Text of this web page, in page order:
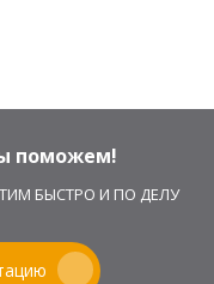
поможем!
БЫСТРО И ПО ДЕЛУ